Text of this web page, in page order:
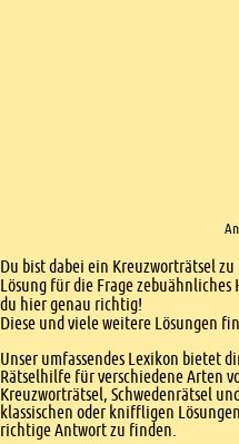
Einleitung
Du bist dabei ein Kreuzworträtsel
Lösung für die Frage
du hier genau richtig!
Diese und viele weitere Lösungen
Unser umfassendes Lexikon bietet
Rätselhilfe für verschiedene Arten
Kreuzworträtsel, Schwedenrätsel
klassischen oder kniffligen
richtige Antwort zu finden.